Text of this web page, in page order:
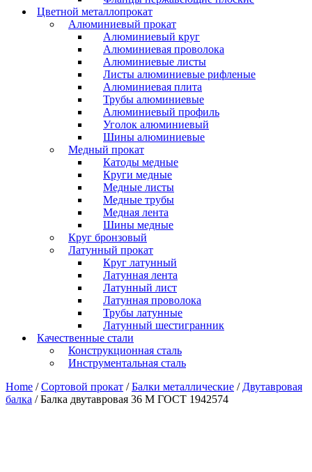
Цветной металлопрокат
Алюминиевый прокат
Алюминиевый круг
Алюминиевая проволока
Алюминиевые листы
Листы алюминиевые рифленые
Алюминиевая плита
Трубы алюминиевые
Алюминиевый профиль
Уголок алюминиевый
Шины алюминиевые
Медный прокат
Катоды медные
Круги медные
Медные листы
Медные трубы
Медная лента
Шины медные
Круг бронзовый
Латунный прокат
Круг латунный
Латунная лента
Латунный лист
Латунная проволока
Трубы латунные
Латунный шестигранник
Качественные стали
Конструкционная сталь
Инструментальная сталь
Home /Сортовой прокат /Балки металлические / Двутавровая
балка / Балка двутавровая 36 М ГОСТ 1942574